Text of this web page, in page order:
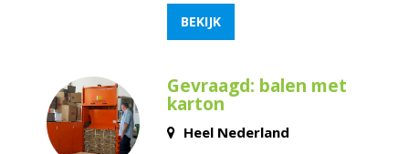
BEKIJK
Gevraagd: balen met
karton
Heel Nederland